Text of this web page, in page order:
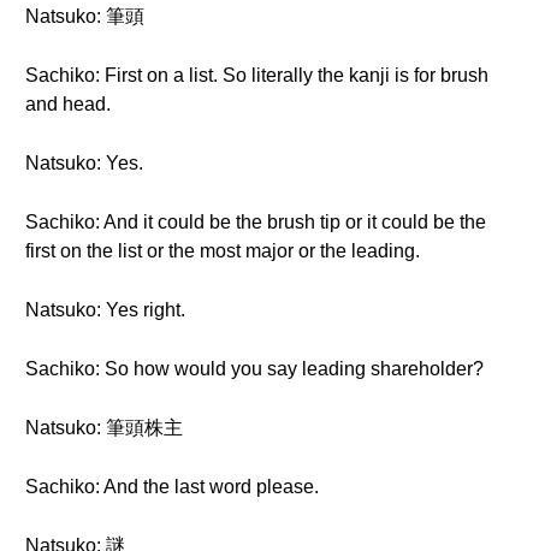
Natsuko: 筆頭
Sachiko: First on a list. So literally the kanji is for brush
and head.
Natsuko: Yes.
Sachiko: And it could be the brush tip or it could be the
first on the list or the most major or the leading.
Natsuko: Yes right.
Sachiko: So how would you say leading shareholder?
Natsuko: 筆頭株主
Sachiko: And the last word please.
Natsuko: 謎